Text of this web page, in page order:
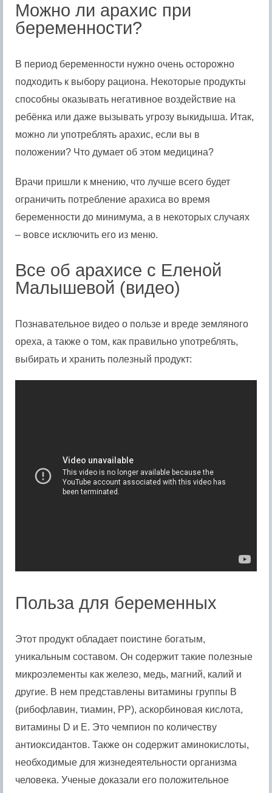
Можно ли арахис при
беременности?
В период беременности нужно очень осторожно
подходить к выбору рациона. Некоторые продукты
способны оказывать негативное воздействие на
ребёнка или даже вызывать угрозу выкидыша. Итак,
можно ли употреблять арахис, если вы в
положении? Что думает об этом медицина?
Врачи пришли к мнению, что лучше всего будет
ограничить потребление арахиса во время
беременности до минимума, а в некоторых случаях
– вовсе исключить его из меню.
Все об арахисе с Еленой
Малышевой (видео)
Познавательное видео о пользе и вреде земляного
ореха, а также о том, как правильно употреблять,
выбирать и хранить полезный продукт:
Польза для беременных
Этот продукт обладает поистине богатым,
уникальным составом. Он содержит такие полезные
микроэлементы как железо, медь, магний, калий и
другие. В нем представлены витамины группы B
(рибофлавин, тиамин, РР), аскорбиновая кислота,
витамины D и E. Это чемпион по количеству
антиоксидантов. Также он содержит аминокислоты,
необходимые для жизнедеятельности организма
человека. Ученые доказали его положительное